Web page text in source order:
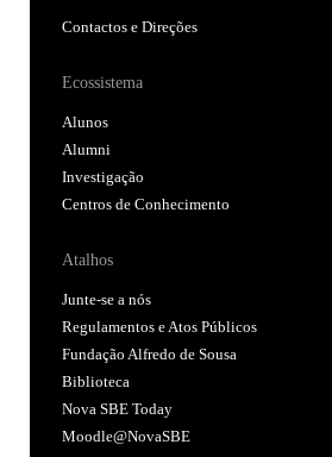
Contactos e Direções
Ecossistema
Alunos
Alumni
Investigação
Centros de Conhecimento
Atalhos
Junte-se a nós
Regulamentos e Atos Públicos
Fundação Alfredo de Sousa
Biblioteca
Nova SBE Today
Moodle@NovaSBE